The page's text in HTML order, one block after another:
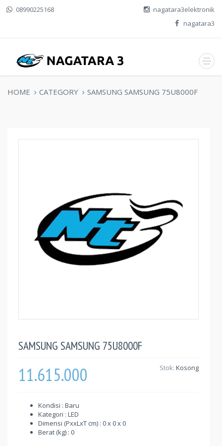
08990225168
nagatara3elektronik
nagatara3
HOME CATEGORY SAMSUNG SAMSUNG 75U8000F
SAMSUNG SAMSUNG 75U8000F
11.615.000 Stok: Kosong
Kondisi : Baru
Kategori : LED
Dimensi (PxxLxT cm) : 0 x 0 x 0
Berat (kg) : 0